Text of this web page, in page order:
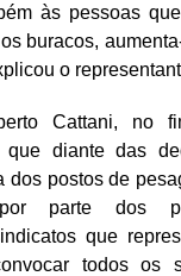
às pessoas
buracos,
o
Cattani, no
que diante das
dos postos de
parte dos
que
todos os